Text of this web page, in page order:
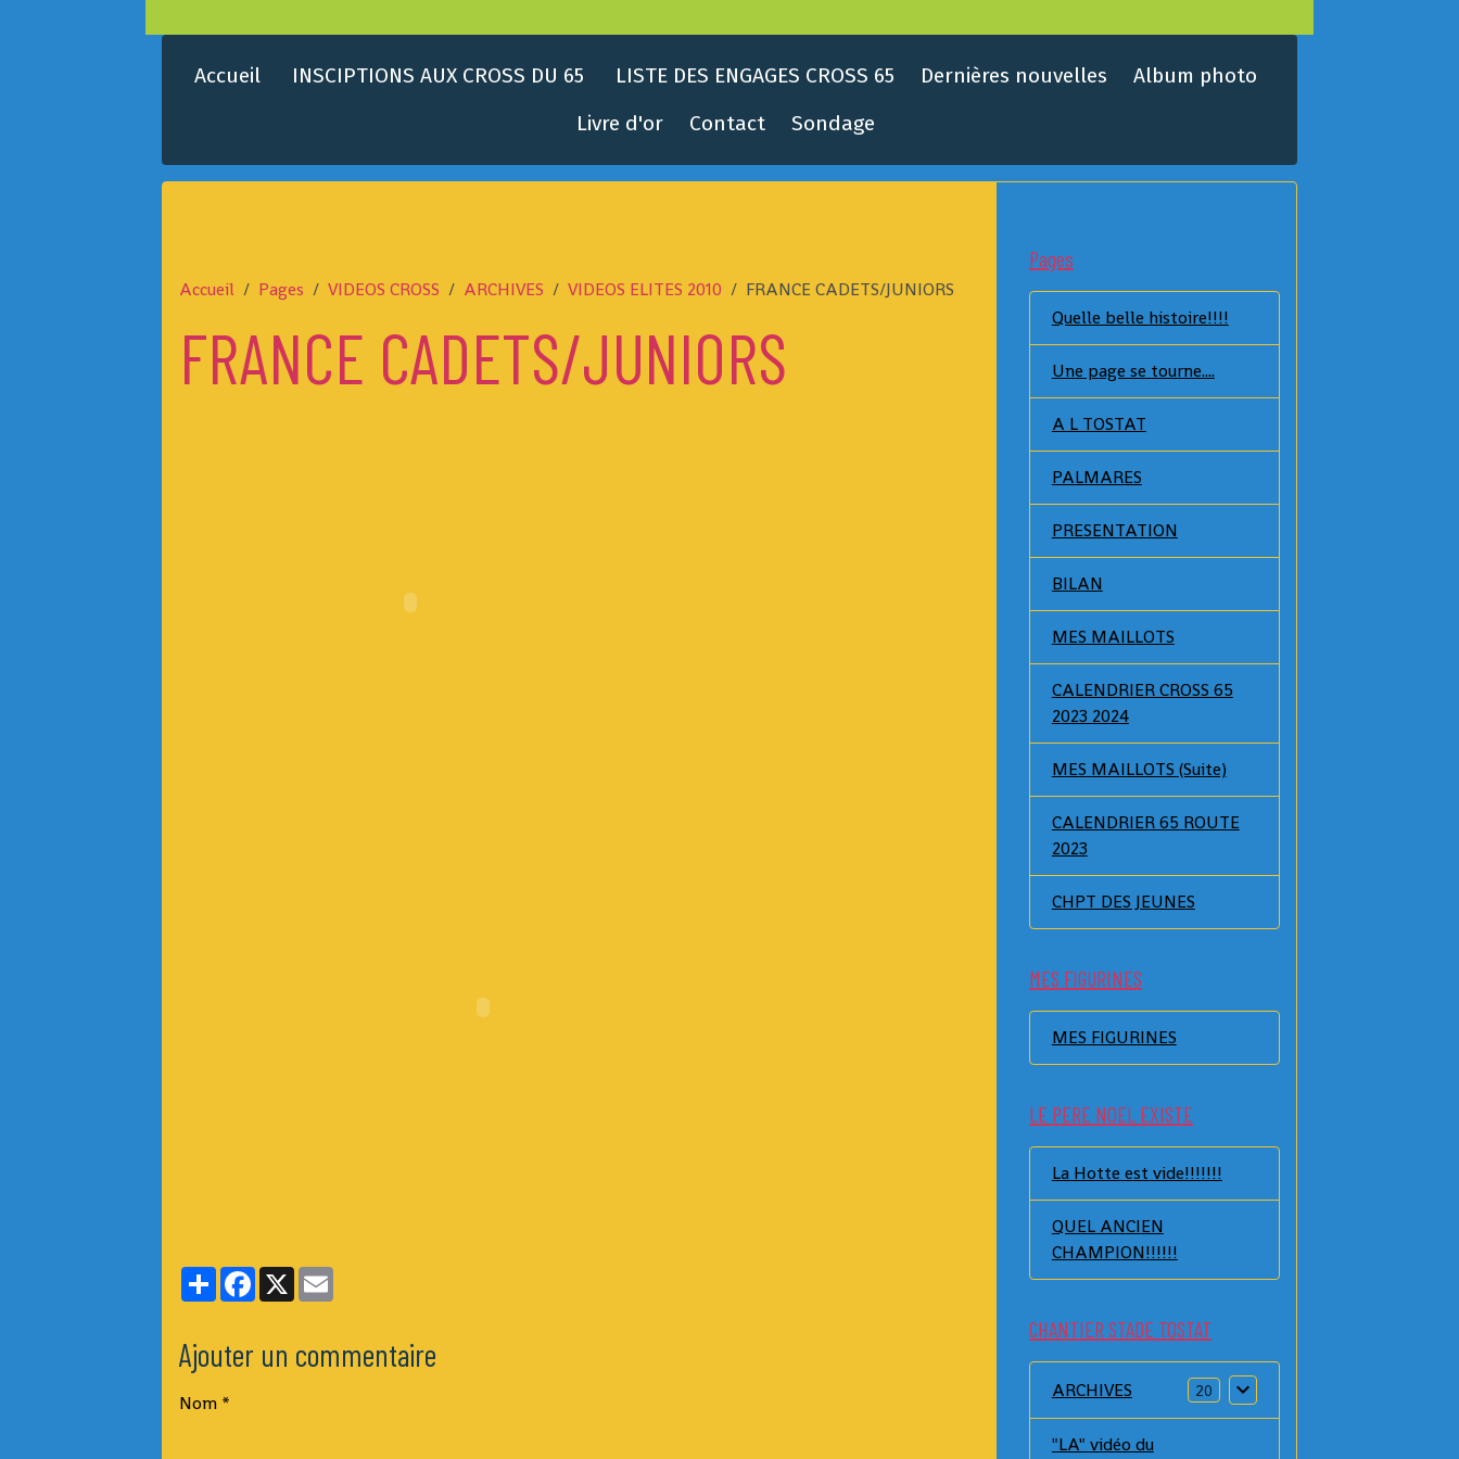
Accueil INSCIPTIONS AUX CROSS DU 65 LISTE DES ENGAGES CROSS 65 Dernières nouvelles
Album photo
Livre d'or
Contact Sondage
Accueil Pages VIDEOS CROSS ARCHIVES VIDEOS ELITES 2010 FRANCE CADETS/JUNIORS
FRANCE CADETS/JUNIORS
PartagerFacebook
X
Ajouter un commentaire
Nom
Pages
Quelle belle histoire!!!!
Une page se tourne....
A L TOSTAT
PALMARES
PRESENTATION
BILAN
MES MAILLOTS
CALENDRIER CROSS 65
2023 2024
MES MAILLOTS (Suite)
CALENDRIER 65 ROUTE
2023
CHPT DES JEUNES
MES FIGURINES
MES FIGURINES
LE PERE NOEL EXISTE
La Hotte est vide!!!!!!!
QUEL ANCIEN
CHAMPION!!!!!!
CHANTIER STADE TOSTAT
ARCHIVES 20
"LA" vidéo du